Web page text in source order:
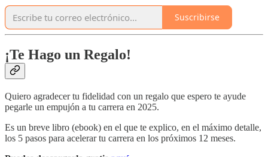
Suscribirse
¡Te Hago un Regalo!
Quiero agradecer tu fidelidad con un regalo que espero te ayude
pegarle un empujón a tu carrera en 2025.
Es un breve libro (ebook) en el que te explico, en el máximo detalle,
los 5 pasos para acelerar tu carrera en los próximos 12 meses.